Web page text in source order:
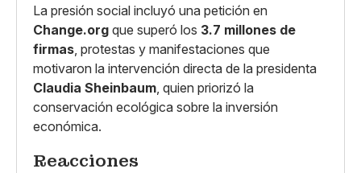
La presión social incluyó una petición en
Change.org que superó los 3.7 millones de
firmas , protestas y manifestaciones que
motivaron la intervención directa de la presidenta
Claudia Sheinbaum , quien priorizó la
conservación ecológica sobre la inversión
económica.
Reacciones